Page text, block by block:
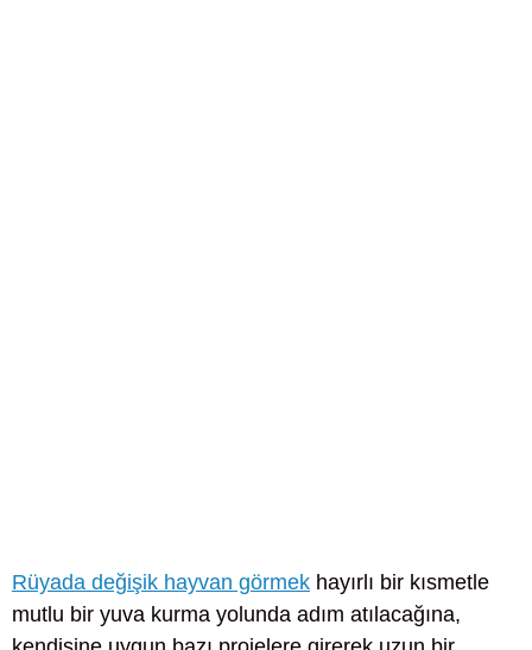
Rüyada değişik hayvan görmek hayırlı bir kısmetle
mutlu bir yuva kurma yolunda adım atılacağına,